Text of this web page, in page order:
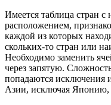
Имеется таблица стран
расположением,
каждой из которых
скольких-то стран или
Необходимо заменить
через запятую.
попадаются исключения
Азии, исключая Японию,